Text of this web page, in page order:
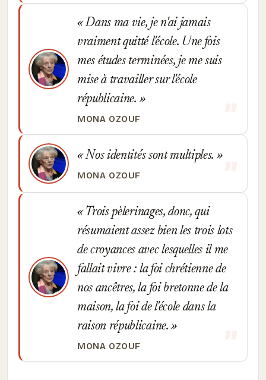
Dans ma vie, je n'ai jamais
vraiment quitté l'école. Une fois
mes études terminées, je me suis
mise à travailler sur l'école
républicaine.
MONA OZOUF
Nos identités sont multiples.
MONA OZOUF
Trois pèlerinages, donc, qui
résumaient assez bien les trois lots
de croyances avec lesquelles il me
fallait vivre : la foi chrétienne de
nos ancêtres, la foi bretonne de la
maison, la foi de l'école dans la
raison républicaine.
MONA OZOUF